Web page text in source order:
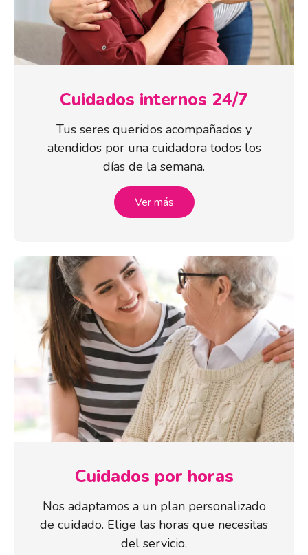
Cuidados internos 24/7
Tus seres queridos acompañados y
atendidos por una cuidadora todos los
días de la semana.
Ver más
Cuidados por horas
Nos adaptamos a un plan personalizado
de cuidado. Elige las horas que necesitas
del servicio.